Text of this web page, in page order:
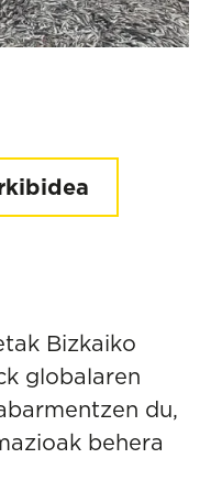
Bizkaiko
globalaren
du,
behera